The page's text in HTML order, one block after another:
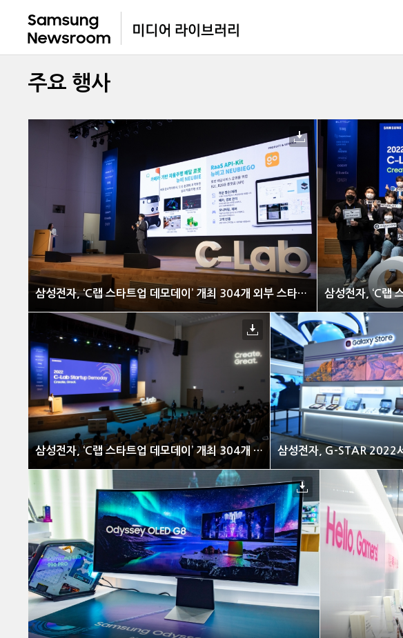
주요 행사
삼성전자, ‘C랩 스타트업 데모데이’ 개최 304개 외부 스타트업 성장과 사업 협력 지원
삼성전자, ‘C랩 스타트업 데모데이’ 개최 304개 외부 스타트업 성장과 사업 협력 지원